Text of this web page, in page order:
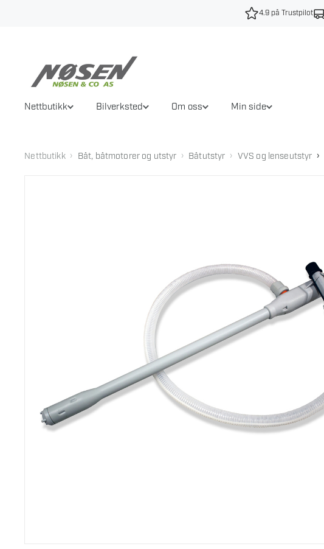
4.9 på Trustpilot
Nettbutikk Bilverksted Om oss Min side
Nettbutikk › Båt, båtmotorer og utstyr › Båtutstyr › VVS og lenseutstyr ›